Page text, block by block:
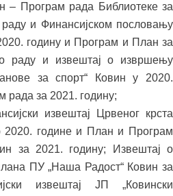
– Програм рада Библиотеке за
и Финансијском пословању
годину и Програм и План за
раду и извештај о извршењу
за спорт“ Ковин у 2020.
рада за 2021. годину;
извештај Црвеног крста
2020. године и План и Програм
за 2021. годину; Извештај о
ПУ „Наша Радост“ Ковин за
извештај ЈП „Ковински